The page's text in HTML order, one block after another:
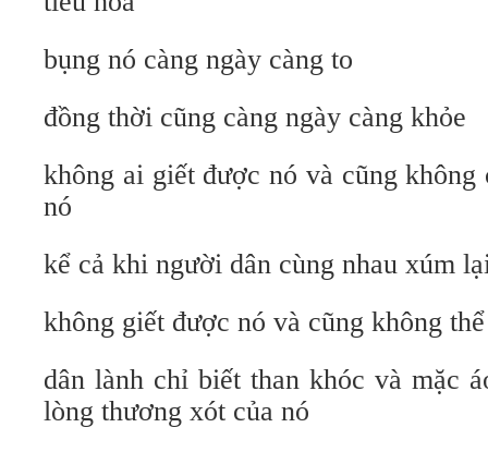
bụng nó càng ngày càng to
đồng thời cũng càng ngày càng khỏe
không ai giết được nó và cũng không
nó
kể cả khi người dân cùng nhau xúm
không giết được nó và cũng không
dân lành chỉ biết than khóc và mặc
lòng thương xót của nó